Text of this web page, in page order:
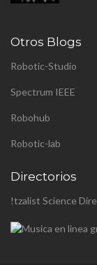
pública
Otros Blogs
Robotic-Studio
Spectrum IEEE
Robohub
Robotic-lab
Directorios
!tzalist Science